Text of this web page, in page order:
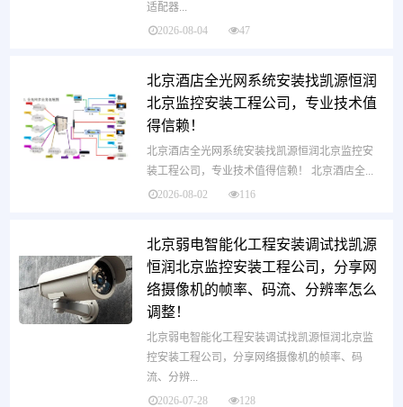
适配器...
2026-08-04 47
北京酒店全光网系统安装找凯源恒润
北京监控安装工程公司，专业技术值
得信赖！
北京酒店全光网系统安装找凯源恒润北京监控安
装工程公司，专业技术值得信赖！ 北京酒店全...
2026-08-02 116
北京弱电智能化工程安装调试找凯源
恒润北京监控安装工程公司，分享网
络摄像机的帧率、码流、分辨率怎么
调整！
北京弱电智能化工程安装调试找凯源恒润北京监
控安装工程公司，分享网络摄像机的帧率、码
流、分辨...
2026-07-28 128